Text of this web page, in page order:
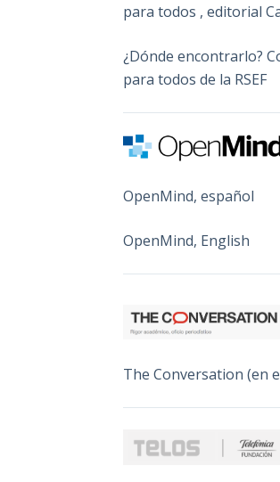
para todos , editorial
¿Dónde encontrarlo?
para todos de la RSEF
OpenMind, español
OpenMind, English
The Conversation (en